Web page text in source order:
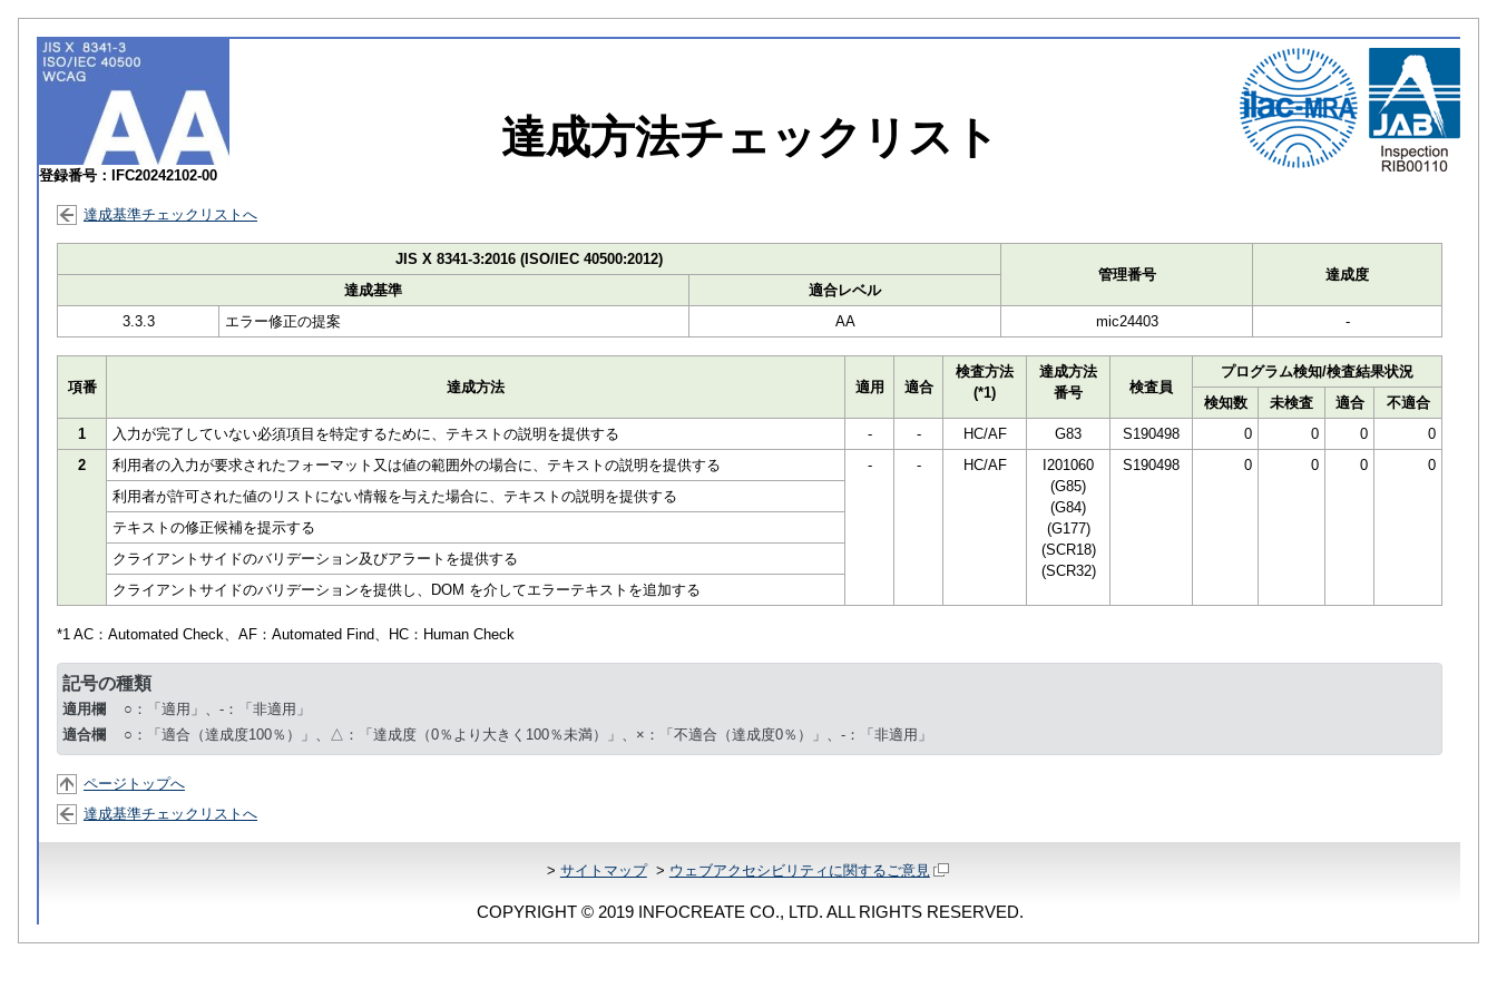
登録番号：IFC20242102-00
達成方法チェックリスト
達成基準チェックリストへ
JIS X 8341-3:2016 (ISO/IEC 40500:2012)
管理番号
達成度
達成基準
適合レベル
3.3.3
エラー修正の提案 AA mic24403 -
項番 達成方法 適用 適合
検査方法
(*1)
達成方法
番号
検査員
プログラム検知/検査結果状況
検知数
未検査 適合
不適合
1
入力が完了していない必須項目を特定するために、テキストの説明を提供する - - HC/AF G83 S190498 0 0 0
0
2
利用者の入力が要求されたフォーマット又は値の範囲外の場合に、テキストの説明を提供する - - HC/AF
I201060
(G85)
(G84)
(G177)
(SCR18)
(SCR32)
S190498 0 0 0
0
利用者が許可された値のリストにない情報を与えた場合に、テキストの説明を提供する
テキストの修正候補を提示する
クライアントサイドのバリデーション及びアラートを提供する
クライアントサイドのバリデーションを提供し、DOM を介してエラーテキストを追加する
*1 AC： Automated Check、AF： Automated Find、HC： Human Check
記号の種類
適用欄
○：「適用」、-：「非適用」
適合欄
○：「適合（達成度100％）」、△：「達成度（0％より大きく100％未満）」、×：「不適合（達成度0％）」、-：「非適用」
ページトップへ
達成基準チェックリストへ
> サイトマップ> ウェブアクセシビリティに関するご意見
COPYRIGHT © 2019 INFOCREATE CO., LTD. ALL RIGHTS RESERVED.